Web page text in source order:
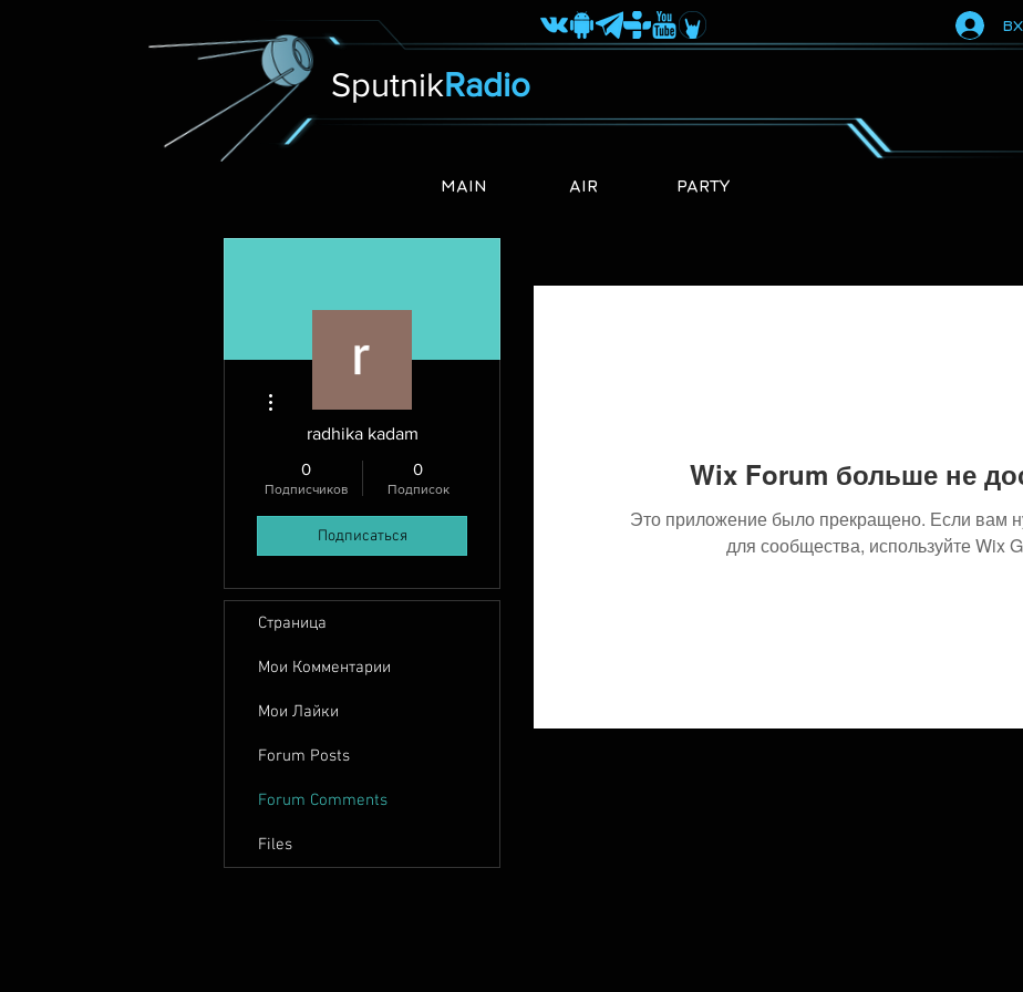
MAIN AIR PARTY
SputnikRadio
Wix Forum больше не
Это приложение было прекращено. Если вам
для сообщества, используйте Wix
radhika kadam
0
Подписчиков
0
Подписок
Подписаться
Страница
Мои Комментарии
Мои Лайки
Forum Posts
Forum Comments
Files